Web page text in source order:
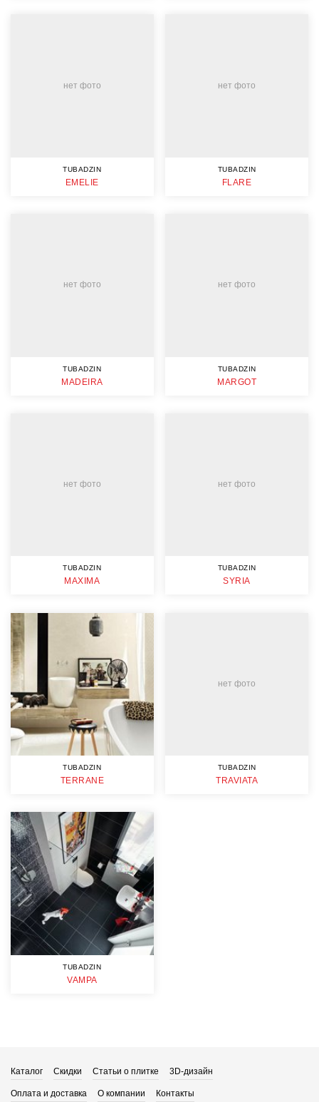
нет фото
TUBADZIN
EMELIE
нет фото
TUBADZIN
FLARE
нет фото
TUBADZIN
MADEIRA
нет фото
TUBADZIN
MARGOT
нет фото
TUBADZIN
MAXIMA
нет фото
TUBADZIN
SYRIA
TUBADZIN
TERRANE
нет фото
TUBADZIN
TRAVIATA
TUBADZIN
VAMPA
Каталог Скидки Статьи о плитке 3D-дизайн
Оплата и доставка О компании Контакты